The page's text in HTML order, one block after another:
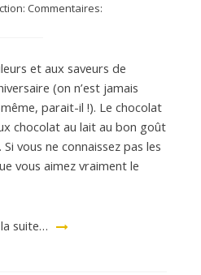
Commentaires:
et aux saveurs de
(on n’est jamais
parait-il !). Le chocolat
chocolat au lait au bon goût
vous ne connaissez pas les
vous aimez vraiment le
suite…